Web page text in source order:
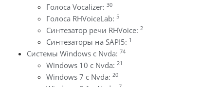
Голоса Vocalizer: 30
Голоса RHVoiceLab: 5
Синтезатор речи RHVoice: 2
Синтезаторы на SAPI5: 1
Системы Windows с Nvda: 74
Windows 10 с Nvda: 21
Windows 7 с Nvda: 20